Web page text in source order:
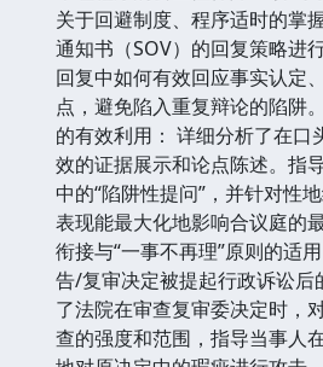
关于回避制度、程序适时的掌
通知书（SOV）的回复策略进
回复中如何有效回应事实认定
点，避免陷入重复辩论的陷阱
的有效利用： 详细分析了在口
效的证据展示和论点陈述。指
中的“陷阱性提问”，并针对性
表现能最大化地影响合议庭的
衔接与“一事不再理”原则的适
告/复审决定被提起行政诉讼后
了法院在审查复审委决定时，
查的强度和范围，指导当事人